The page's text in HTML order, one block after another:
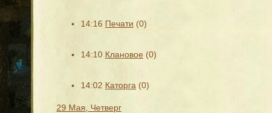
14:16 Печати (0)
14:10 Клановое (0)
14:02 Каторга (0)
29 Мая, Четверг